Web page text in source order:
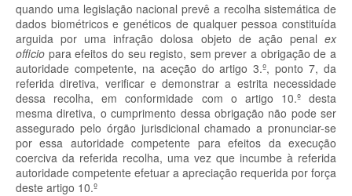
quando uma legislação nacional prevê a recolha sistemática de
dados biométricos e genéticos de qualquer pessoa constituída
arguida por uma infração dolosa objeto de ação penal ex
officio para efeitos do seu registo, sem prever a obrigação de a
autoridade competente, na aceção do artigo 3.º, ponto 7, da
referida diretiva, verificar e demonstrar a estrita necessidade
dessa recolha, em conformidade com o artigo 10.º desta
mesma diretiva, o cumprimento dessa obrigação não pode ser
assegurado pelo órgão jurisdicional chamado a pronunciar-se
por essa autoridade competente para efeitos da execução
coerciva da referida recolha, uma vez que incumbe à referida
autoridade competente efetuar a apreciação requerida por força
deste artigo 10.º